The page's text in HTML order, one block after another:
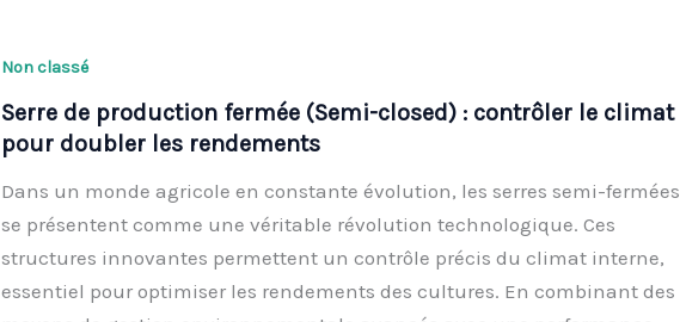
Non classé
Serre de production fermée (Semi-closed) : contrôler le climat
pour doubler les rendements
Dans un monde agricole en constante évolution, les serres semi-fermées
se présentent comme une véritable révolution technologique. Ces
structures innovantes permettent un contrôle précis du climat interne,
essentiel pour optimiser les rendements des cultures. En combinant des